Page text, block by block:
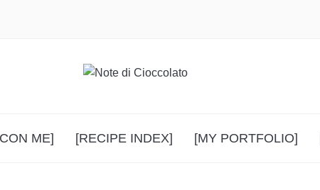
ME] [RECIPE INDEX] [MY PORTFOLIO]